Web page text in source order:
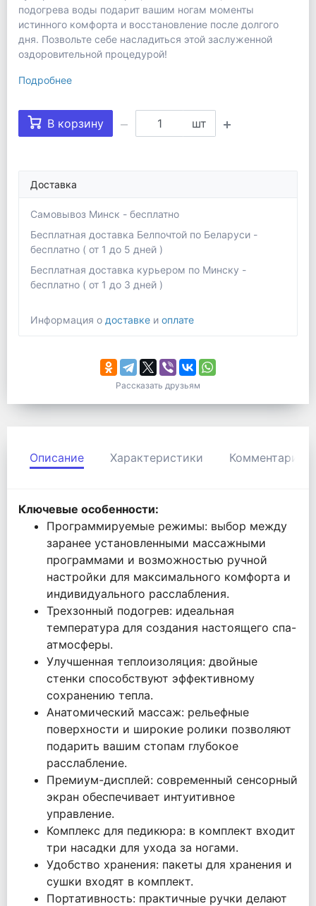
подогрева воды подарит вашим ногам моменты
истинного комфорта и восстановление после долгого
дня. Позвольте себе насладиться этой заслуженной
оздоровительной процедурой!
Подробнее
В корзину шт
Доставка
Самовывоз Минск - бесплатно
Бесплатная доставка Белпочтой по Беларуси -
бесплатно ( от 1 до 5 дней )
Бесплатная доставка курьером по Минску -
бесплатно ( от 1 до 3 дней )
Информация о доставке и оплате
Рассказать друзьям
Описание Характеристики Комментарии
Ключевые особенности:
Программируемые режимы: выбор между
заранее установленными массажными
программами и возможностью ручной
настройки для максимального комфорта и
индивидуального расслабления.
Трехзонный подогрев: идеальная
температура для создания настоящего спа-
атмосферы.
Улучшенная теплоизоляция: двойные
стенки способствуют эффективному
сохранению тепла.
Анатомический массаж: рельефные
поверхности и широкие ролики позволяют
подарить вашим стопам глубокое
расслабление.
Премиум-дисплей: современный сенсорный
экран обеспечивает интуитивное
управление.
Комплекс для педикюра: в комплект входит
три насадки для ухода за ногами.
Удобство хранения: пакеты для хранения и
сушки входят в комплект.
Портативность: практичные ручки делают